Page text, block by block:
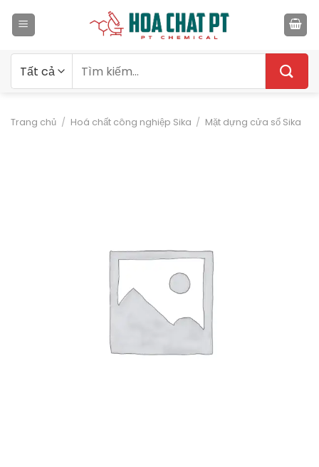
qua
kiếm:
Trang chủ / Hoá chất công nghiệp Sika / Mặt dựng cửa sổ Sika